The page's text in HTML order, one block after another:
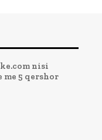
nisi
5 qershor